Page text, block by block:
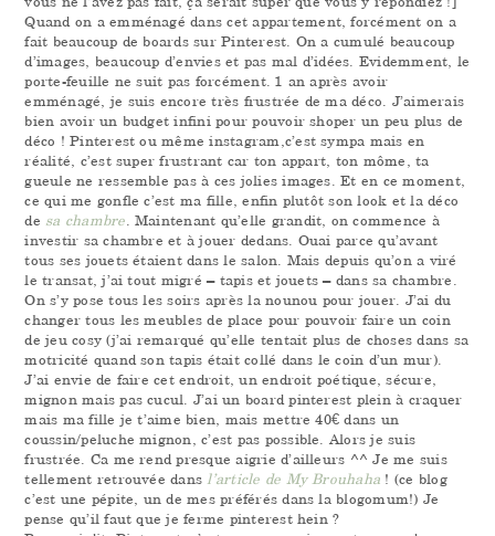
Quand on a emménagé dans cet appartement, forcément on a
fait beaucoup de boards sur Pinterest. On a cumulé beaucoup
d’images, beaucoup d’envies et pas mal d’idées. Evidemment, le
porte-feuille ne suit pas forcément. 1 an après avoir
emménagé, je suis encore très frustrée de ma déco. J’aimerais
bien avoir un budget infini pour pouvoir shoper un peu plus de
déco ! Pinterest ou même instagram,c’est sympa mais en
réalité, c’est super frustrant car ton appart, ton môme, ta
gueule ne ressemble pas à ces jolies images. Et en ce moment,
ce qui me gonfle c’est ma fille, enfin plutôt son look et la déco
de sa chambre. Maintenant qu’elle grandit, on commence à
investir sa chambre et à jouer dedans. Ouai parce qu’avant
tous ses jouets étaient dans le salon. Mais depuis qu’on a viré
le transat, j’ai tout migré – tapis et jouets – dans sa chambre.
On s’y pose tous les soirs après la nounou pour jouer. J’ai du
changer tous les meubles de place pour pouvoir faire un coin
de jeu cosy (j’ai remarqué qu’elle tentait plus de choses dans sa
motricité quand son tapis était collé dans le coin d’un mur).
J’ai envie de faire cet endroit, un endroit poétique, sécure,
mignon mais pas cucul. J’ai un board pinterest plein à craquer
mais ma fille je t’aime bien, mais mettre 40€ dans un
coussin/peluche mignon, c’est pas possible. Alors je suis
frustrée. Ca me rend presque aigrie d’ailleurs ^^ Je me suis
tellement retrouvée dansl’article de My Brouhaha ! (ce blog
c’est une pépite, un de mes préférés dans la blogomum!) Je
pense qu’il faut que je ferme pinterest hein ?